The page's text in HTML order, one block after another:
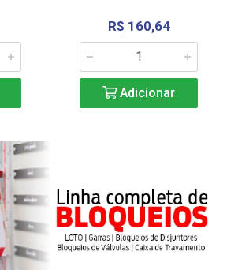
R$ 160,64
Adicionar